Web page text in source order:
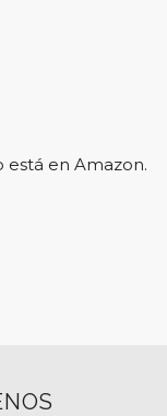
está en Amazon.